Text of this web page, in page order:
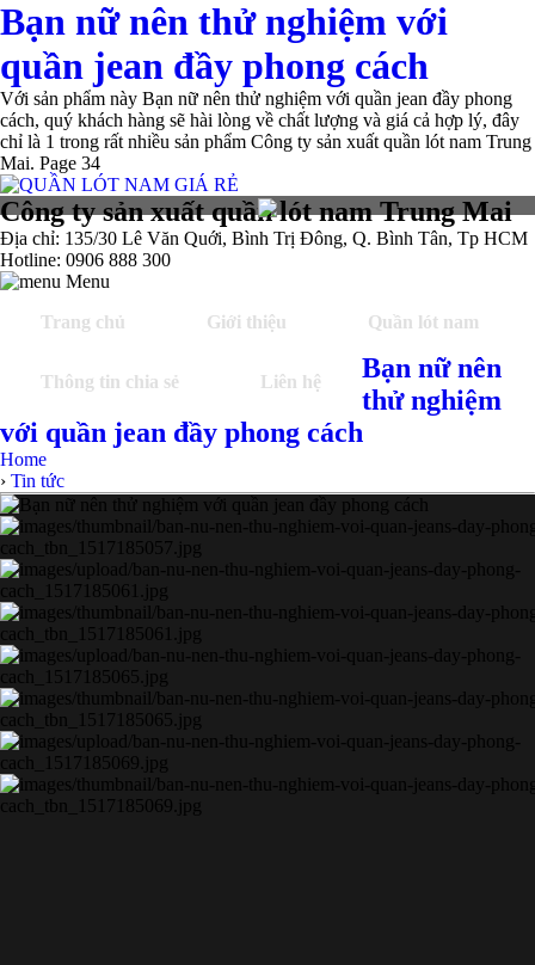
Bạn nữ nên thử nghiệm với
quần jean đầy phong cách
Với sản phẩm này Bạn nữ nên thử nghiệm với quần jean đầy phong
cách, quý khách hàng sẽ hài lòng về chất lượng và giá cả hợp lý, đây
chỉ là 1 trong rất nhiều sản phẩm Công ty sản xuất quần lót nam Trung
Mai. Page 34
Công ty sản xuất quần lót nam Trung Mai
Địa chỉ: 135/30 Lê Văn Quới, Bình Trị Đông, Q. Bình Tân, Tp HCM
Hotline: 0906 888 300
Menu
Trang chủ
Giới thiệu Quần lót nam
Thông tin chia sẻ Liên hệ
Bạn nữ nên
thử nghiệm
với quần jean đầy phong cách
Home
› Tin tức